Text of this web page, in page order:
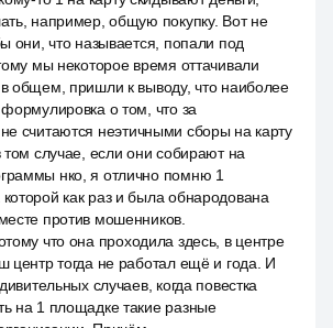
например, общую покупку. Вот не
они, что называется, попали под
мы некоторое время оттачивали
общем, пришли к выводу, что наиболее
формулировка о том, что за
считаются неэтичными сборы на карту
том случае, если они собирают на
нко, я отлично помню 1
как раз и была обнародована
против мошенников.
что она проходила здесь, в центре
центр тогда не работал ещё и года. И
случаев, когда повестка
на 1 площадке такие разные